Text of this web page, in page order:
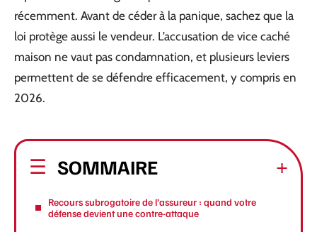
récemment. Avant de céder à la panique, sachez que la
loi protège aussi le vendeur. L’accusation de vice caché
maison ne vaut pas condamnation, et plusieurs leviers
permettent de se défendre efficacement, y compris en
2026.
SOMMAIRE
Recours subrogatoire de l’assureur : quand votre
défense devient une contre-attaque